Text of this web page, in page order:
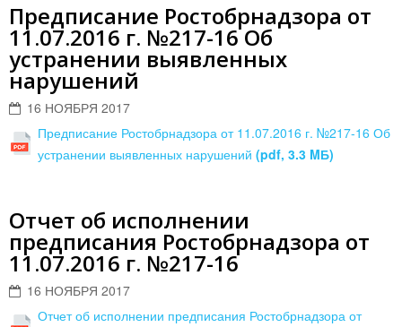
Предписание Ростобрнадзора от
11.07.2016 г. №217-16 Об
устранении выявленных
нарушений
16 НОЯБРЯ 2017
Предписание Ростобрнадзора от 11.07.2016 г. №217-16 Об
устранении выявленных нарушений (pdf, 3.3 MБ)
Отчет об исполнении
предписания Ростобрнадзора от
11.07.2016 г. №217-16
16 НОЯБРЯ 2017
Отчет об исполнении предписания Ростобрнадзора от